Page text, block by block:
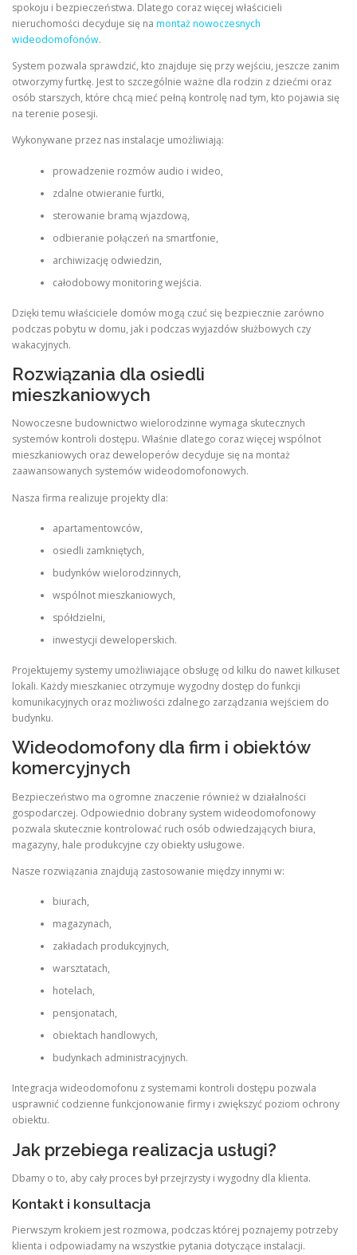
spokoju i bezpieczeństwa. Dlatego coraz więcej właścicieli
nieruchomości decyduje się na montaż nowoczesnych
wideodomofonów.
System pozwala sprawdzić, kto znajduje się przy wejściu, jeszcze zanim
otworzymy furtkę. Jest to szczególnie ważne dla rodzin z dziećmi oraz
osób starszych, które chcą mieć pełną kontrolę nad tym, kto pojawia się
na terenie posesji.
Wykonywane przez nas instalacje umożliwiają:
prowadzenie rozmów audio i wideo,
zdalne otwieranie furtki,
sterowanie bramą wjazdową,
odbieranie połączeń na smartfonie,
archiwizację odwiedzin,
całodobowy monitoring wejścia.
Dzięki temu właściciele domów mogą czuć się bezpiecznie zarówno
podczas pobytu w domu, jak i podczas wyjazdów służbowych czy
wakacyjnych.
Rozwiązania dla osiedli
mieszkaniowych
Nowoczesne budownictwo wielorodzinne wymaga skutecznych
systemów kontroli dostępu. Właśnie dlatego coraz więcej wspólnot
mieszkaniowych oraz deweloperów decyduje się na montaż
zaawansowanych systemów wideodomofonowych.
Nasza firma realizuje projekty dla:
apartamentowców,
osiedli zamkniętych,
budynków wielorodzinnych,
wspólnot mieszkaniowych,
spółdzielni,
inwestycji deweloperskich.
Projektujemy systemy umożliwiające obsługę od kilku do nawet kilkuset
lokali. Każdy mieszkaniec otrzymuje wygodny dostęp do funkcji
komunikacyjnych oraz możliwości zdalnego zarządzania wejściem do
budynku.
Wideodomofony dla firm i obiektów
komercyjnych
Bezpieczeństwo ma ogromne znaczenie również w działalności
gospodarczej. Odpowiednio dobrany system wideodomofonowy
pozwala skutecznie kontrolować ruch osób odwiedzających biura,
magazyny, hale produkcyjne czy obiekty usługowe.
Nasze rozwiązania znajdują zastosowanie między innymi w:
biurach,
magazynach,
zakładach produkcyjnych,
warsztatach,
hotelach,
pensjonatach,
obiektach handlowych,
budynkach administracyjnych.
Integracja wideodomofonu z systemami kontroli dostępu pozwala
usprawnić codzienne funkcjonowanie firmy i zwiększyć poziom ochrony
obiektu.
Jak przebiega realizacja usługi?
Dbamy o to, aby cały proces był przejrzysty i wygodny dla klienta.
Kontakt i konsultacja
Pierwszym krokiem jest rozmowa, podczas której poznajemy potrzeby
klienta i odpowiadamy na wszystkie pytania dotyczące instalacji.